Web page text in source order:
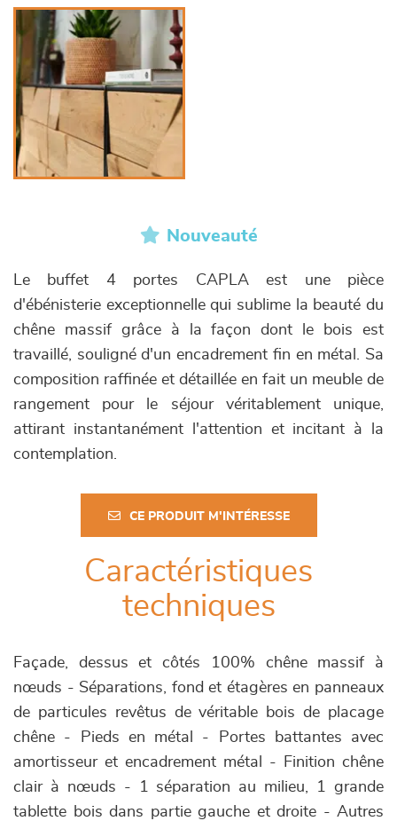
Nouveauté
Le buffet 4 portes CAPLA est une pièce
d'ébénisterie exceptionnelle qui sublime la beauté du
chêne massif grâce à la façon dont le bois est
travaillé, souligné d'un encadrement fin en métal. Sa
composition raffinée et détaillée en fait un meuble de
rangement pour le séjour véritablement unique,
attirant instantanément l'attention et incitant à la
contemplation.
CE PRODUIT M'INTÉRESSE
Caractéristiques
techniques
Façade, dessus et côtés 100% chêne massif à
nœuds - Séparations, fond et étagères en panneaux
de particules revêtus de véritable bois de placage
chêne - Pieds en métal - Portes battantes avec
amortisseur et encadrement métal - Finition chêne
clair à nœuds - 1 séparation au milieu, 1 grande
tablette bois dans partie gauche et droite - Autres